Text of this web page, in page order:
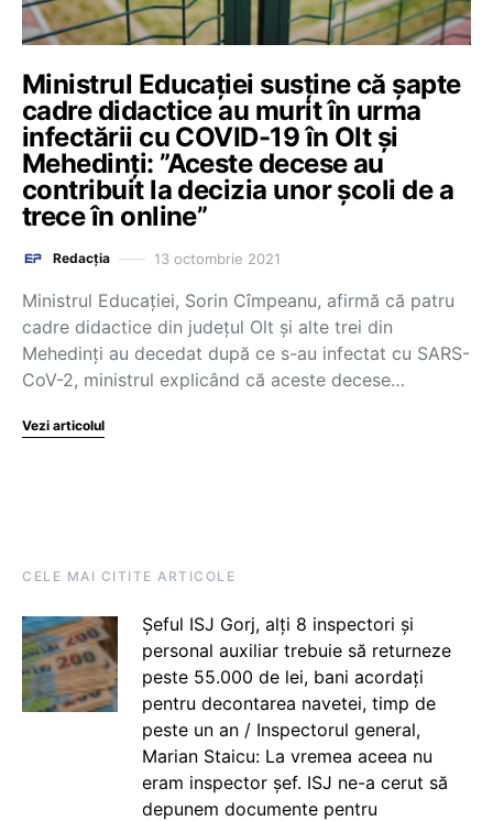
Ministrul Educației susține că șapte
cadre didactice au murit în urma
infectării cu COVID-19 în Olt și
Mehedinți: ”Aceste decese au
contribuit la decizia unor școli de a
trece în online”
Redacția 13 octombrie 2021
Ministrul Educaţiei, Sorin Cîmpeanu, afirmă că patru
cadre didactice din judeţul Olt şi alte trei din
Mehedinţi au decedat după ce s-au infectat cu SARS-
CoV-2, ministrul explicând că aceste decese…
Vezi articolul
CELE MAI CITITE ARTICOLE
Șeful ISJ Gorj, alți 8 inspectori și
personal auxiliar trebuie să returneze
peste 55.000 de lei, bani acordați
pentru decontarea navetei, timp de
peste un an / Inspectorul general,
Marian Staicu: La vremea aceea nu
eram inspector șef. ISJ ne-a cerut să
depunem documente pentru